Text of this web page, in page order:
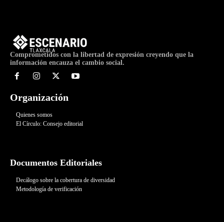
Comprometidos con la libertad de expresión creyendo que la
información encauza el cambio social.
Organización
Quienes somos
El Círculo: Consejo editorial
Documentos Editoriales
Decálogo sobre la cobertura de diversidad
Metodología de verificación